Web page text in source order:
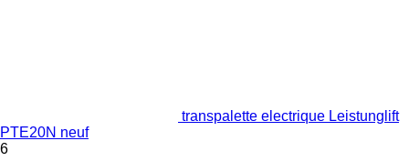
transpalette electrique Leistunglift
PTE20N neuf
6